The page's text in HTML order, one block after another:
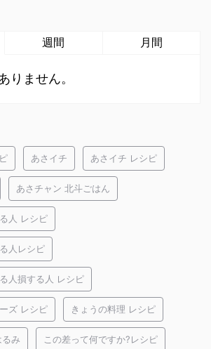
週間 月間
りません。
あさイチ あさイチ レシピ
あさチャン 北斗ごはん
人 レシピ
人レシピ
人損する人 レシピ
ズ レシピ きょうの料理 レシピ
み この差って何ですか?レシピ